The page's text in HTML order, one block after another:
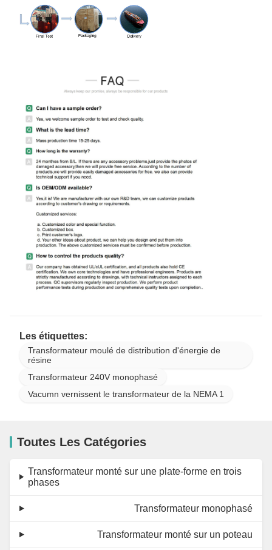
Les étiquettes:
Transformateur moulé de distribution d'énergie de
résine
Transformateur 240V monophasé
Vacumn vernissent le transformateur de la NEMA 1
Toutes Les Catégories
Transformateur monté sur une plate-forme en trois
phases
Transformateur monophasé
Transformateur monté sur un poteau